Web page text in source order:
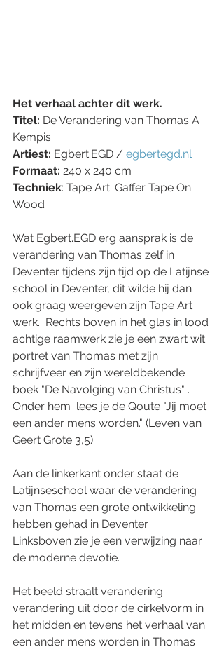
Het verhaal achter dit werk.
Titel: De Verandering van Thomas A
Kempis
Artiest: Egbert.EGD / egbertegd.nl
Formaat: 240 x 240 cm
Techniek: Tape Art: Gaffer Tape On
Wood
Wat Egbert.EGD erg aansprak is de
verandering van Thomas zelf in
Deventer tijdens zijn tijd op de Latijnse
school in Deventer, dit wilde hij dan
ook graag weergeven zijn Tape Art
werk.  Rechts boven in het glas in lood
achtige raamwerk zie je een zwart wit
portret van Thomas met zijn
schrijfveer en zijn wereldbekende
boek "De Navolging van Christus" .
Onder hem  lees je de Qoute "Jij moet
een ander mens worden." (Leven van
Geert Grote 3,5)
Aan de linkerkant onder staat de
Latijnseschool waar de verandering
van Thomas een grote ontwikkeling
hebben gehad in Deventer.
Linksboven zie je een verwijzing naar
de moderne devotie.
Het beeld straalt verandering
verandering uit door de cirkelvorm in
het midden en tevens het verhaal van
een ander mens worden in Thomas